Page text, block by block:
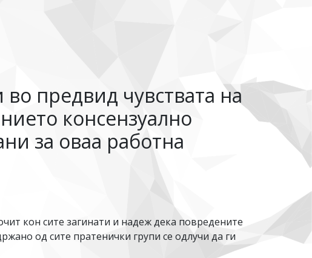
предвид чувствата на
консензуално
за оваа работна
кон сите загинати и надеж дека повредените
од сите пратенички групи се одлучи да ги